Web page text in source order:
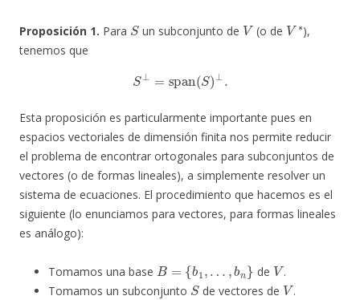
Proposición 1. Para
S
un subconjunto de
V
(o de
V∗
),
tenemos que
S ⊥ (S)⊥
Esta proposición es particularmente importante pues en
espacios vectoriales de dimensión finita nos permite reducir
el problema de encontrar ortogonales para subconjuntos de
vectores (o de formas lineales), a simplemente resolver un
sistema de ecuaciones. El procedimiento que hacemos es el
siguiente (lo enunciamos para vectores, para formas lineales
es análogo):
Tomamos una base
B= 1 }
de
V
.
Tomamos un subconjunto
S
de vectores de
V
.